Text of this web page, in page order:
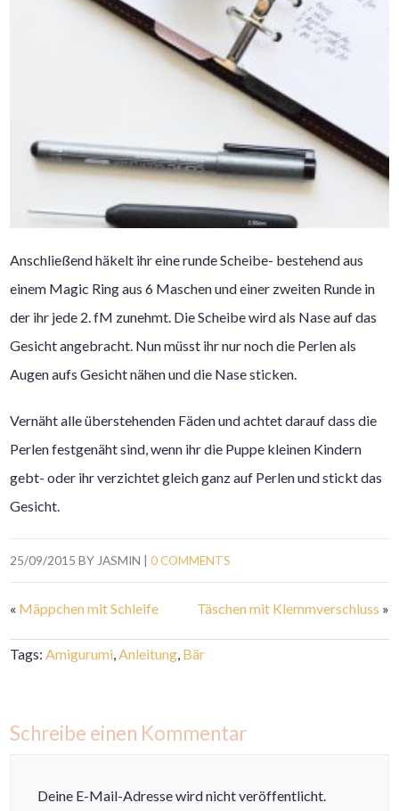
Anschließend häkelt ihr eine runde Scheibe- bestehend aus
einem Magic Ring aus 6 Maschen und einer zweiten Runde in
der ihr jede 2. fM zunehmt. Die Scheibe wird als Nase auf das
Gesicht angebracht. Nun müsst ihr nur noch die Perlen als
Augen aufs Gesicht nähen und die Nase sticken.
Vernäht alle überstehenden Fäden und achtet darauf dass die
Perlen festgenäht sind, wenn ihr die Puppe kleinen Kindern
gebt- oder ihr verzichtet gleich ganz auf Perlen und stickt das
Gesicht.
25/09/2015 BYJASMIN |0 COMMENTS
« Mäppchen mit Schleife Täschen mit Klemmverschluss »
Tags:Amigurumi,Anleitung, Bär
Schreibe einen Kommentar
Deine E-Mail-Adresse wird nicht veröffentlicht.